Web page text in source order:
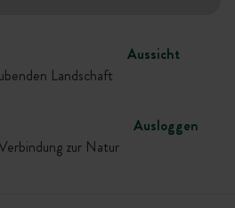
Aussicht
Landschaft
Ausloggen
zur Natur